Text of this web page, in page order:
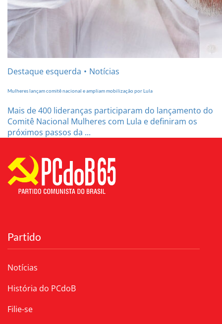
Destaque esquerda Notícias
Mulheres lançam comitê nacional e ampliam mobilização por Lula
Mais de 400 lideranças participaram do lançamento do
Comitê Nacional Mulheres com Lula e definiram os
próximos passos da ...
Partido
Notícias
História do PCdoB
Filie-se